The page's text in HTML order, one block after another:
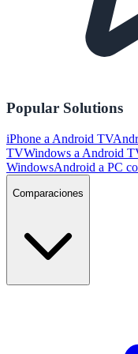
Popular Solutions
iPhone a Android TV
TVWindows a Android
WindowsAndroid a PC
Comparaciones